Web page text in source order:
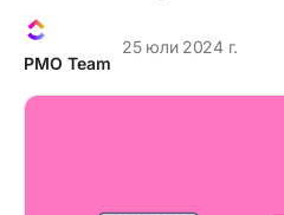
PMO Team
25 юли 2024 г.